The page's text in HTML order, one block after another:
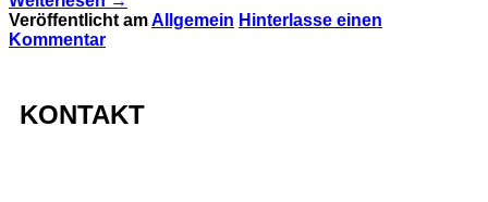
Veröffentlicht amAllgemein Hinterlasse einen
Kommentar
KONTAKT